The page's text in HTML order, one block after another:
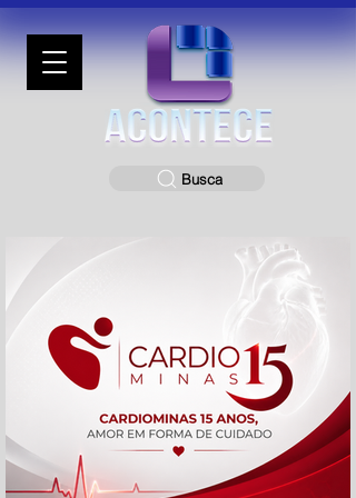
Busca